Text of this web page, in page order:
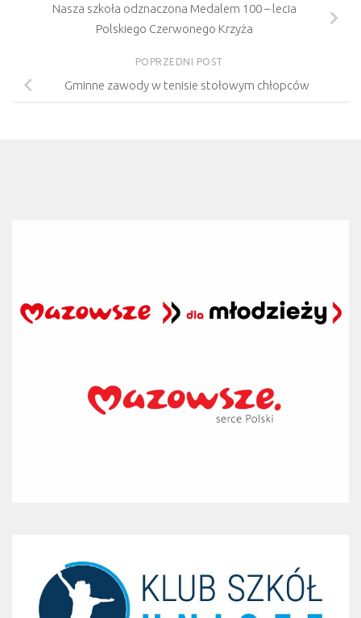
Nasza szkoła odznaczona Medalem 100 – lecia
Polskiego Czerwonego Krzyża
POPRZEDNI POST
Gminne zawody w tenisie stołowym chłopców